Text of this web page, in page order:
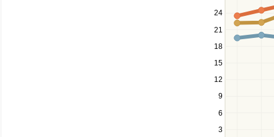
3
6
9
12
15
18
21
24
and
down
to
navigate
series.
Use
the
and